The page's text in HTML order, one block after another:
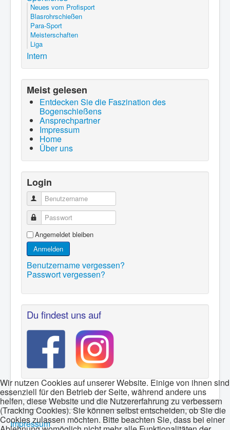
Neues vom Profisport
Blasrohrschießen
Para-Sport
Meisterschaften
Liga
Intern
Meist gelesen
Entdecken Sie die Faszination des
Bogenschießens
Ansprechpartner
Impressum
Home
Über uns
Login
Benutzername
Passwort
Angemeldet bleiben
Anmelden
Benutzername vergessen?
Passwort vergessen?
Du findest uns auf
Impressum
Wir nutzen Cookies auf unserer Website. Einige von ihnen sind
essenziell für den Betrieb der Seite, während andere uns
helfen, diese Website und die Nutzererfahrung zu verbessern
(Tracking Cookies). Sie können selbst entscheiden, ob Sie die
Cookies zulassen möchten. Bitte beachten Sie, dass bei einer